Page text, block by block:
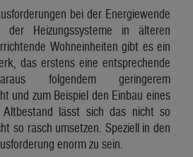
bei der Energiewende
Heizungssysteme in älteren
Wohneinheiten gibt es ein
das erstens eine entsprechende
folgendem geringerem
und zum Beispiel den Einbau eines
lässt sich das nicht so
so rasch umsetzen. Speziell in den
enorm zu sein.